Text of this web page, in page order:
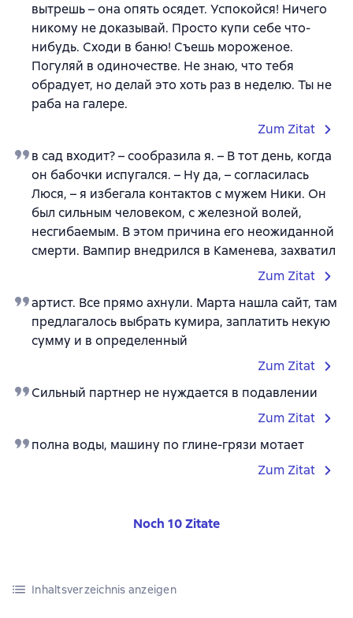
вытрешь – она опять осядет. Успокойся! Ничего
никому не доказывай. Просто купи себе что-
нибудь. Сходи в баню! Съешь мороженое.
Погуляй в одиночестве. Не знаю, что тебя
обрадует, но делай это хоть раз в неделю. Ты не
раба на галере.
Zum Zitat
в сад входит? – сообразила я. – В тот день, когда
он бабочки испугался. – Ну да, – согласилась
Люся, – я избегала контактов с мужем Ники. Он
был сильным человеком, с железной волей,
несгибаемым. В этом причина его неожиданной
смерти. Вампир внедрился в Каменева, захватил
Zum Zitat
артист. Все прямо ахнули. Марта нашла сайт, там
предлагалось выбрать кумира, заплатить некую
сумму и в определенный
Zum Zitat
Сильный партнер не нуждается в подавлении
Zum Zitat
полна воды, машину по глине-грязи мотает
Zum Zitat
Noch 10 Zitate
Inhaltsverzeichnis anzeigen